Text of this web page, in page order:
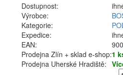
Dostupnost:
Výrobce:
Kategorie:
Expedice:
EAN:
Prodejna Zlín + sklad e-shop:1
Prodejna Uherské Hradiště: